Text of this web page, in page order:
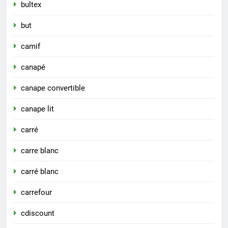
bultex
but
camif
canapé
canape convertible
canape lit
carré
carre blanc
carré blanc
carrefour
cdiscount